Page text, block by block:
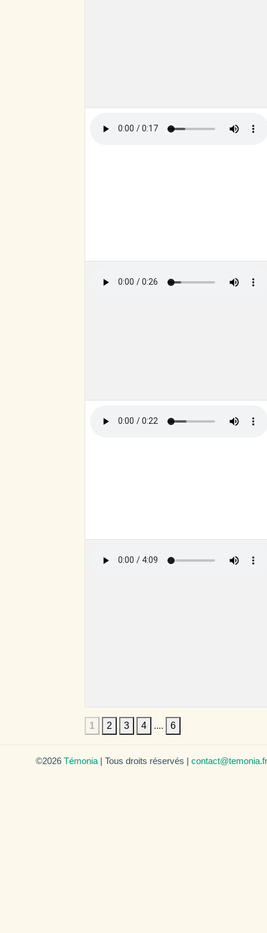
1 2 3 4 .... 6
©2026 Témonia | Tous droits réservés | contact@temonia.fr